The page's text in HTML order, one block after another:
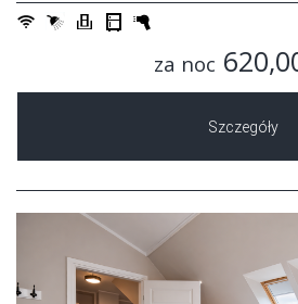
za noc
Szczegóły